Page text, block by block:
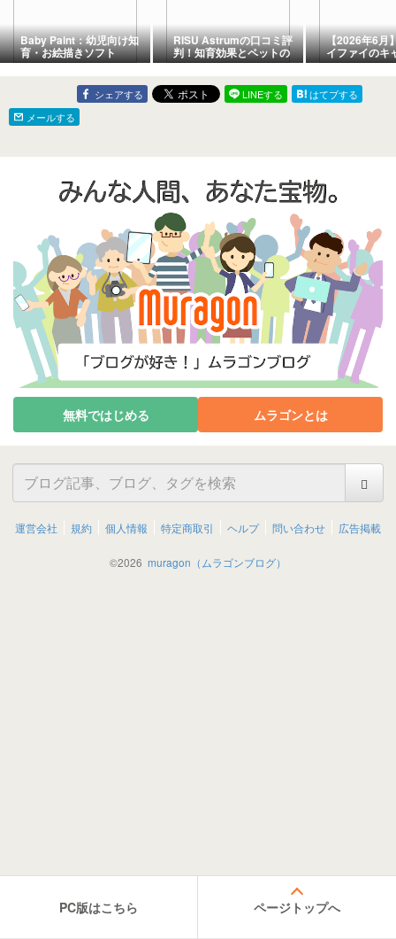
Baby Paint：幼児向け知
育・お絵描きソフト
RISU Astrumの口コミ評
判！知育効果とペットの
反応を理系パパが検証
【2026年6月
イファイのキ
ン・クーポン
ゼントコード
解説
シェアする LINEする
はてブする
メールする
無料ではじめる ムラゴンとは
運営会社 規約 個人情報 特定商取引 ヘルプ 問い合わせ 広告掲載
©2026 muragon（ムラゴンブログ）
PC版はこちら ページトップへ